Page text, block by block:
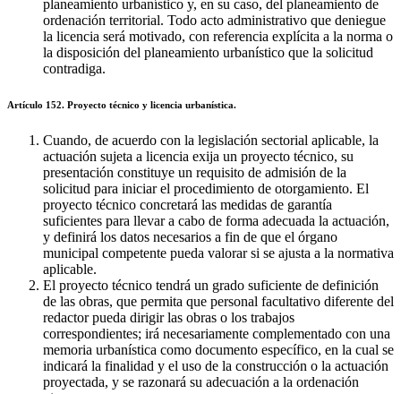
planeamiento urbanístico y, en su caso, del planeamiento de
ordenación territorial. Todo acto administrativo que deniegue
la licencia será motivado, con referencia explícita a la norma o
la disposición del planeamiento urbanístico que la solicitud
contradiga.
Artículo 152. Proyecto técnico y licencia urbanística.
Cuando, de acuerdo con la legislación sectorial aplicable, la
actuación sujeta a licencia exija un proyecto técnico, su
presentación constituye un requisito de admisión de la
solicitud para iniciar el procedimiento de otorgamiento. El
proyecto técnico concretará las medidas de garantía
suficientes para llevar a cabo de forma adecuada la actuación,
y definirá los datos necesarios a fin de que el órgano
municipal competente pueda valorar si se ajusta a la normativa
aplicable.
El proyecto técnico tendrá un grado suficiente de definición
de las obras, que permita que personal facultativo diferente del
redactor pueda dirigir las obras o los trabajos
correspondientes; irá necesariamente complementado con una
memoria urbanística como documento específico, en la cual se
indicará la finalidad y el uso de la construcción o la actuación
proyectada, y se razonará su adecuación a la ordenación